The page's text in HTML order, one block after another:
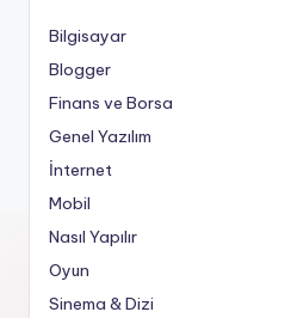
Bilgisayar
Blogger
Finans ve Borsa
Genel Yazılım
İnternet
Mobil
Nasıl Yapılır
Oyun
Sinema & Dizi